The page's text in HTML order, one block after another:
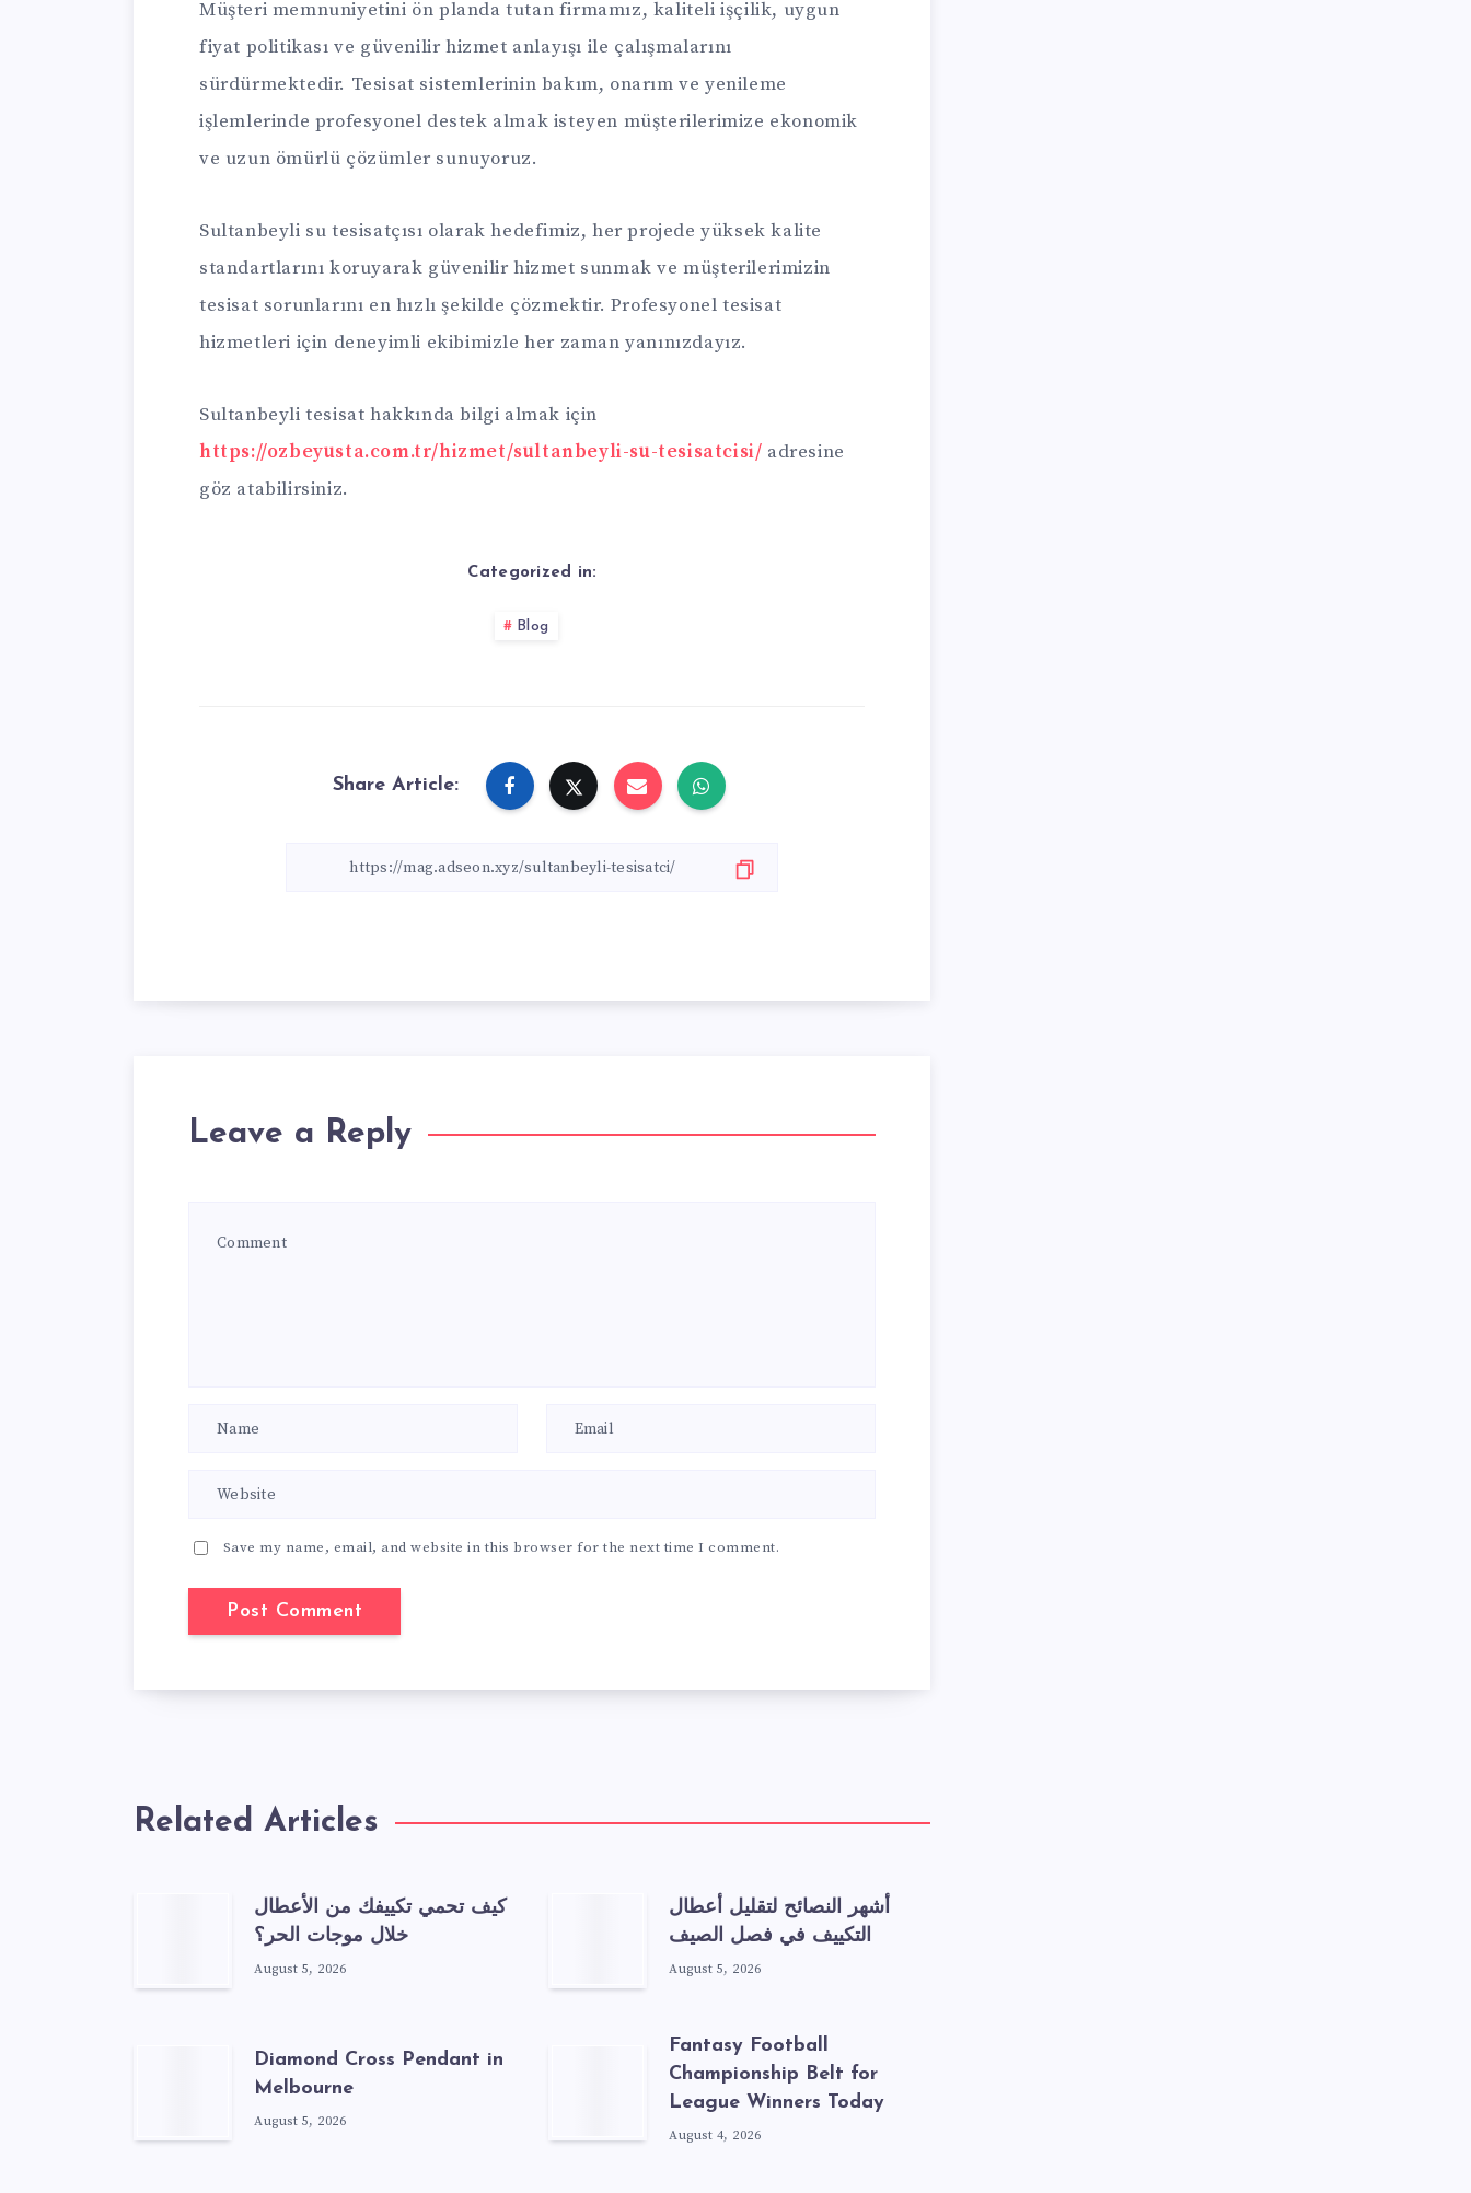
Müşteri memnuniyetini ön planda tutan firmamız, kaliteli işçilik, uygun
fiyat politikası ve güvenilir hizmet anlayışı ile çalışmalarını
sürdürmektedir. Tesisat sistemlerinin bakım, onarım ve yenileme
işlemlerinde profesyonel destek almak isteyen müşterilerimize ekonomik
ve uzun ömürlü çözümler sunuyoruz.
Sultanbeyli su tesisatçısı olarak hedefimiz, her projede yüksek kalite
standartlarını koruyarak güvenilir hizmet sunmak ve müşterilerimizin
tesisat sorunlarını en hızlı şekilde çözmektir. Profesyonel tesisat
hizmetleri için deneyimli ekibimizle her zaman yanınızdayız.
Sultanbeyli tesisat hakkında bilgi almak için
https://ozbeyusta.com.tr/hizmet/sultanbeyli-su-tesisatcisi/ adresine
göz atabilirsiniz.
Categorized in:
Blog
Share Article:
Leave a Reply
Save my name, email, and website in this browser for the next time I comment.
Related Articles
كيف تحمي تكييفك من الأعطال
خلال موجات الحر؟
August 5, 2026
أشهر النصائح لتقليل أعطال
التكييف في فصل الصيف
August 5, 2026
Diamond Cross Pendant in
Melbourne
August 5, 2026
Fantasy Football
Championship Belt for
League Winners Today
August 4, 2026